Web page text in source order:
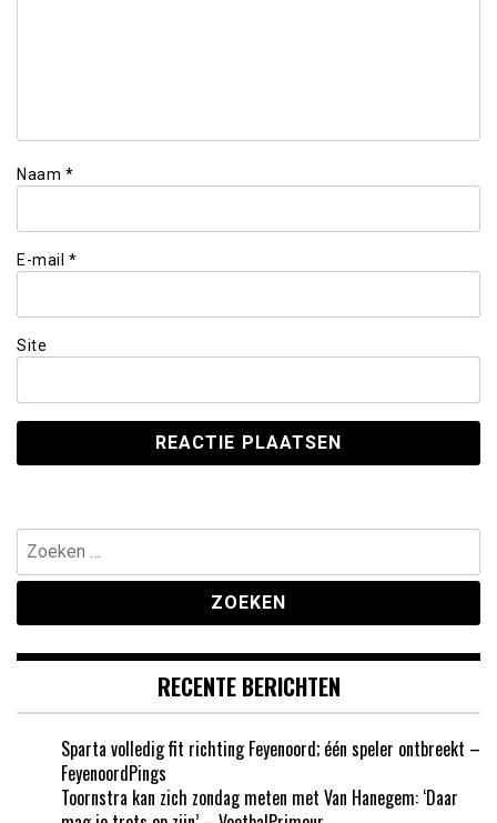
Naam *
E-mail *
Site
Zoeken
naar:
RECENTE BERICHTEN
Sparta volledig fit richting Feyenoord; één speler ontbreekt –
FeyenoordPings
Toornstra kan zich zondag meten met Van Hanegem: ‘Daar